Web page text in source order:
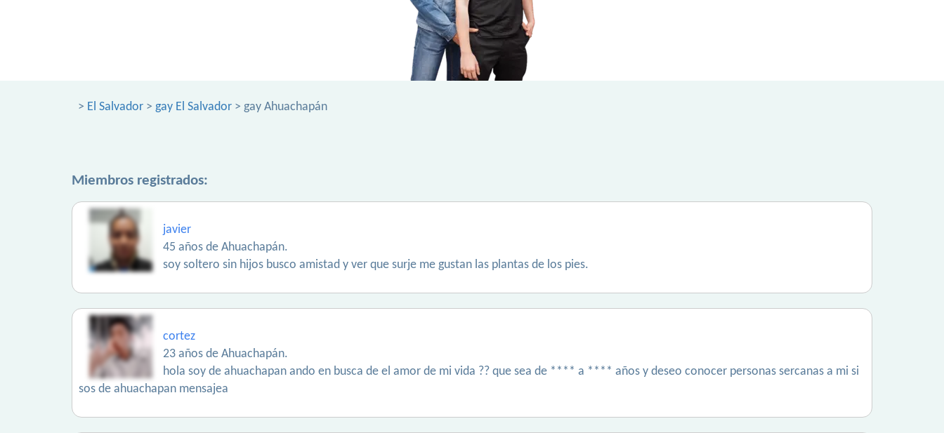
> El Salvador > gay El Salvador > gay Ahuachapán
Miembros registrados:
javier
45 años de Ahuachapán.
soy soltero sin hijos busco amistad y ver que surje me gustan las plantas de los pies.
cortez
23 años de Ahuachapán.
hola soy de ahuachapan ando en busca de el amor de mi vida ?? que sea de **** a **** años y deseo conocer personas sercanas a mi si
sos de ahuachapan mensajea